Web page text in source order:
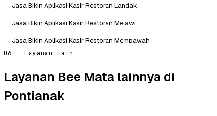
Jasa Bikin Aplikasi Kasir Restoran Landak
Jasa Bikin Aplikasi Kasir Restoran Melawi
Jasa Bikin Aplikasi Kasir Restoran Mempawah
06 — Layanan Lain
Layanan Bee Mata lainnya di
Pontianak